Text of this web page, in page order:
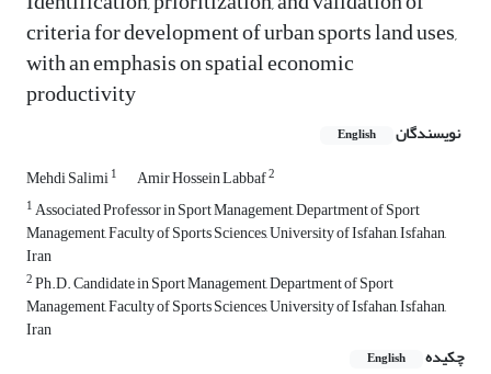
criteria for development of urban sports land uses,
with an emphasis on spatial economic
productivity
نویسندگان English
Mehdi Salimi1 Amir Hossein Labbaf2
1Associated Professor in Sport Management, Department of Sport
Management, Faculty of Sports Sciences, University of Isfahan, Isfahan,
Iran
2Ph.D. Candidate in Sport Management, Department of Sport
Management, Faculty of Sports Sciences, University of Isfahan, Isfahan,
Iran
چکیده
English